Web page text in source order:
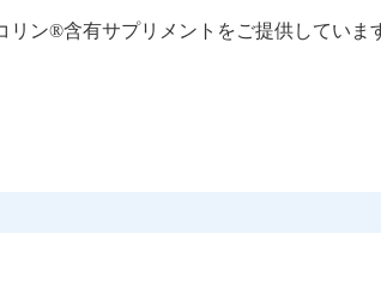
ン®含有サプリメントをご提供していま